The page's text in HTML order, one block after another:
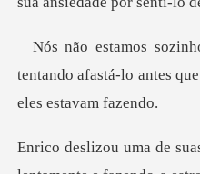
tentando afastá-lo antes